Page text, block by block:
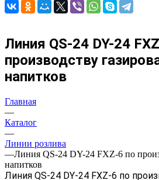
Линия QS-24 DY-24
производству
напитков
Главная
—
Каталог
—
Линии розлива
—Линия QS-24 DY-24 FXZ-6 по
напитков
Линия QS-24 DY-24 FXZ-6 по